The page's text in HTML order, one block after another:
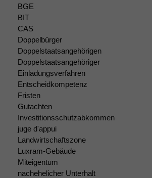
BGE
BIT
CAS
Doppelbürger
Doppelstaatsangehörigen
Doppelstaatsangehöriger
Einladungsverfahren
Entscheidkompetenz
Fristen
Gutachten
Investitionsschutzabkommen
juge d'appui
Landwirtschaftszone
Luxram-Gebäude
Miteigentum
nachehelicher Unterhalt